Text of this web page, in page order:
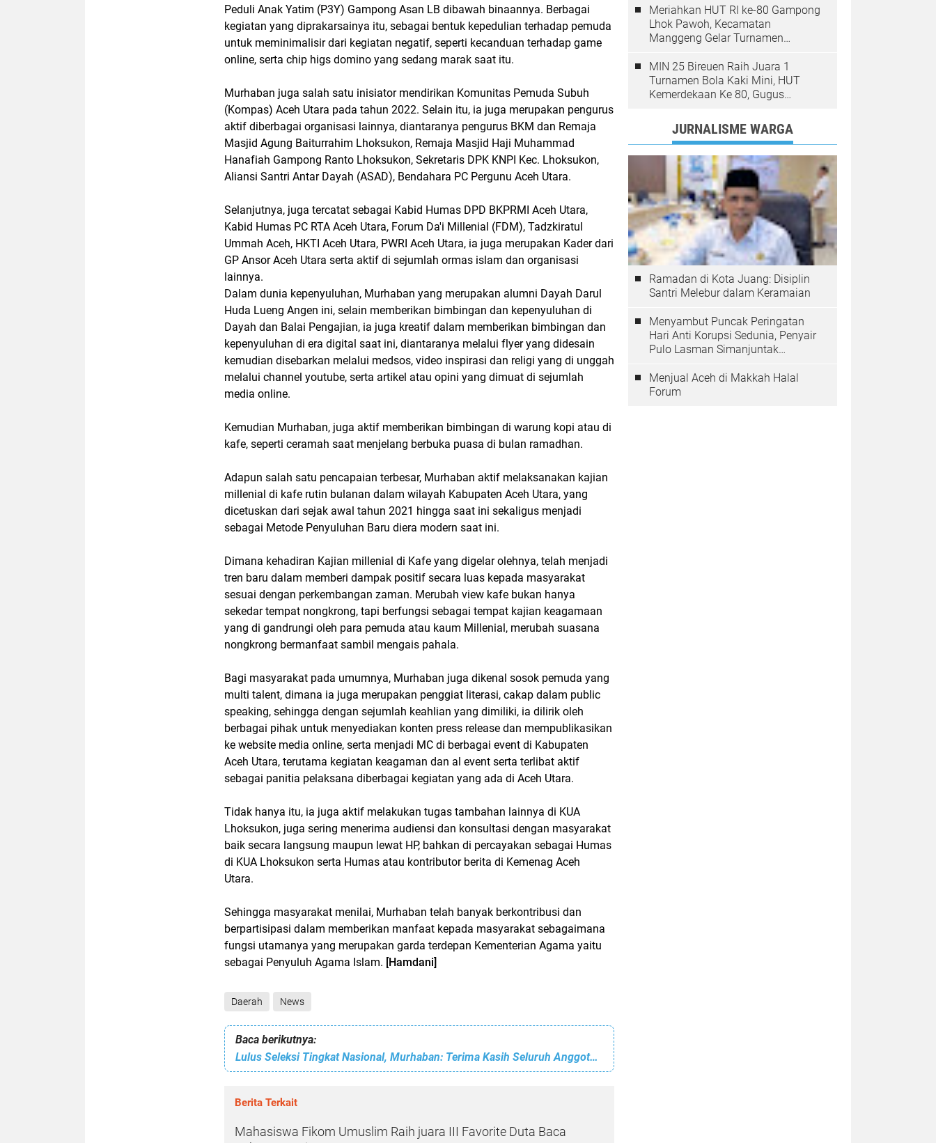
Peduli Anak Yatim (P3Y) Gampong Asan LB dibawah binaannya. Berbagai
kegiatan yang diprakarsainya itu, sebagai bentuk kepedulian terhadap pemuda
untuk meminimalisir dari kegiatan negatif, seperti kecanduan terhadap game
online, serta chip higs domino yang sedang marak saat itu.
Murhaban juga salah satu inisiator mendirikan Komunitas Pemuda Subuh
(Kompas) Aceh Utara pada tahun 2022. Selain itu, ia juga merupakan pengurus
aktif diberbagai organisasi lainnya, diantaranya pengurus BKM dan Remaja
Masjid Agung Baiturrahim Lhoksukon, Remaja Masjid Haji Muhammad
Hanafiah Gampong Ranto Lhoksukon, Sekretaris DPK KNPI Kec. Lhoksukon,
Aliansi Santri Antar Dayah (ASAD), Bendahara PC Pergunu Aceh Utara.
Selanjutnya, juga tercatat sebagai Kabid Humas DPD BKPRMI Aceh Utara,
Kabid Humas PC RTA Aceh Utara, Forum Da'i Millenial (FDM), Tadzkiratul
Ummah Aceh, HKTI Aceh Utara, PWRI Aceh Utara, ia juga merupakan Kader dari
GP Ansor Aceh Utara serta aktif di sejumlah ormas islam dan organisasi
lainnya.
Dalam dunia kepenyuluhan, Murhaban yang merupakan alumni Dayah Darul
Huda Lueng Angen ini, selain memberikan bimbingan dan kepenyuluhan di
Dayah dan Balai Pengajian, ia juga kreatif dalam memberikan bimbingan dan
kepenyuluhan di era digital saat ini, diantaranya melalui flyer yang didesain
kemudian disebarkan melalui medsos, video inspirasi dan religi yang di unggah
melalui channel youtube, serta artikel atau opini yang dimuat di sejumlah
media online.
Kemudian Murhaban, juga aktif memberikan bimbingan di warung kopi atau di
kafe, seperti ceramah saat menjelang berbuka puasa di bulan ramadhan.
Adapun salah satu pencapaian terbesar, Murhaban aktif melaksanakan kajian
millenial di kafe rutin bulanan dalam wilayah Kabupaten Aceh Utara, yang
dicetuskan dari sejak awal tahun 2021 hingga saat ini sekaligus menjadi
sebagai Metode Penyuluhan Baru diera modern saat ini.
Dimana kehadiran Kajian millenial di Kafe yang digelar olehnya, telah menjadi
tren baru dalam memberi dampak positif secara luas kepada masyarakat
sesuai dengan perkembangan zaman. Merubah view kafe bukan hanya
sekedar tempat nongkrong, tapi berfungsi sebagai tempat kajian keagamaan
yang di gandrungi oleh para pemuda atau kaum Millenial, merubah suasana
nongkrong bermanfaat sambil mengais pahala.
Bagi masyarakat pada umumnya, Murhaban juga dikenal sosok pemuda yang
multi talent, dimana ia juga merupakan penggiat literasi, cakap dalam public
speaking, sehingga dengan sejumlah keahlian yang dimiliki, ia dilirik oleh
berbagai pihak untuk menyediakan konten press release dan mempublikasikan
ke website media online, serta menjadi MC di berbagai event di Kabupaten
Aceh Utara, terutama kegiatan keagaman dan al event serta terlibat aktif
sebagai panitia pelaksana diberbagai kegiatan yang ada di Aceh Utara.
Tidak hanya itu, ia juga aktif melakukan tugas tambahan lainnya di KUA
Lhoksukon, juga sering menerima audiensi dan konsultasi dengan masyarakat
baik secara langsung maupun lewat HP, bahkan di percayakan sebagai Humas
di KUA Lhoksukon serta Humas atau kontributor berita di Kemenag Aceh
Utara.
Sehingga masyarakat menilai, Murhaban telah banyak berkontribusi dan
berpartisipasi dalam memberikan manfaat kepada masyarakat sebagaimana
fungsi utamanya yang merupakan garda terdepan Kementerian Agama yaitu
sebagai Penyuluh Agama Islam. [Hamdani]
Daerah News
Baca berikutnya:
Lulus Seleksi Tingkat Nasional, Murhaban: Terima Kasih Seluruh Anggota WAG The Light From Pase
Berita Terkait
Mahasiswa Fikom Umuslim Raih juara III Favorite Duta Baca
Meriahkan HUT RI ke-80 Gampong
Lhok Pawoh, Kecamatan
Manggeng Gelar Turnamen
MIN 25 Bireuen Raih Juara 1
Turnamen Bola Kaki Mini, HUT
Kemerdekaan Ke 80, Gugus
JURNALISME WARGA
Ramadan di Kota Juang: Disiplin
Santri Melebur dalam Keramaian
Menyambut Puncak Peringatan
Hari Anti Korupsi Sedunia, Penyair
Pulo Lasman Simanjuntak
Korupsi di Indonesia
Menjual Aceh di Makkah Halal
Forum